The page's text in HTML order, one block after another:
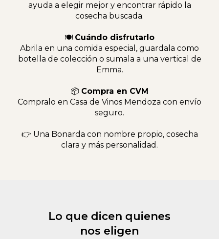
ayuda a elegir mejor y encontrar rápido la
cosecha buscada.
🍽 Cuándo disfrutarlo
Abrila en una comida especial, guardala como
botella de colección o sumala a una vertical de
Emma.
📦 Compra en CVM
Compralo en Casa de Vinos Mendoza con envío
seguro.
👉 Una Bonarda con nombre propio, cosecha
clara y más personalidad.
Lo que dicen quienes
nos eligen